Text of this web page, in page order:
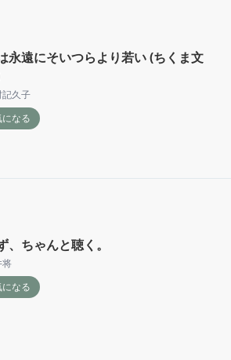
永遠にそいつらより若い (ちくま文
記久子
になる
、ちゃんと聴く。
将
になる